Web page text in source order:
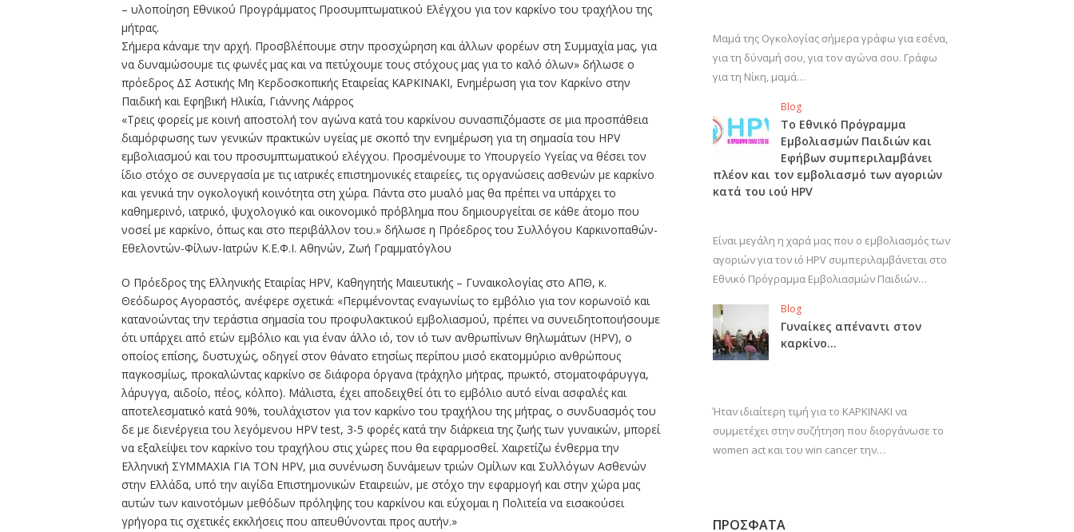
– υλοποίηση Εθνικού Προγράμματος Προσυμπτωματικού Ελέγχου για τον καρκίνο του τραχήλου της
μήτρας.
Σήμερα κάναμε την αρχή. Προσβλέπουμε στην προσχώρηση και άλλων φορέων στη Συμμαχία μας, για
να δυναμώσουμε τις φωνές μας και να πετύχουμε τους στόχους μας για το καλό όλων» δήλωσε ο
πρόεδρος ΔΣ Αστικής Μη Κερδοσκοπικής Εταιρείας ΚΑΡΚΙΝΑΚΙ, Ενημέρωση για τον Καρκίνο στην
Παιδική και Εφηβική Ηλικία, Γιάννης Λιάρρος
«Τρεις φορείς με κοινή αποστολή τον αγώνα κατά του καρκίνου συνασπιζόμαστε σε μια προσπάθεια
διαμόρφωσης των γενικών πρακτικών υγείας με σκοπό την ενημέρωση για τη σημασία του HPV
εμβολιασμού και του προσυμπτωματικού ελέγχου. Προσμένουμε το Υπουργείο Υγείας να θέσει τον
ίδιο στόχο σε συνεργασία με τις ιατρικές επιστημονικές εταιρείες, τις οργανώσεις ασθενών με καρκίνο
και γενικά την ογκολογική κοινότητα στη χώρα. Πάντα στο μυαλό μας θα πρέπει να υπάρχει το
καθημερινό, ιατρικό, ψυχολογικό και οικονομικό πρόβλημα που δημιουργείται σε κάθε άτομο που
νοσεί με καρκίνο, όπως και στο περιβάλλον του.» δήλωσε η Πρόεδρος του Συλλόγου Καρκινοπαθών-
Εθελοντών-Φίλων-Ιατρών Κ.Ε.Φ.Ι. Αθηνών, Ζωή Γραμματόγλου
Ο Πρόεδρος της Ελληνικής Εταιρίας HPV, Καθηγητής Mαιευτικής – Γυναικολογίας στο ΑΠΘ, κ.
Θεόδωρος Αγοραστός, ανέφερε σχετικά: «Περιμένοντας εναγωνίως το εμβόλιο για τον κορωνοϊό και
κατανοώντας την τεράστια σημασία του προφυλακτικού εμβολιασμού, πρέπει να συνειδητοποιήσουμε
ότι υπάρχει από ετών εμβόλιο και για έναν άλλο ιό, τον ιό των ανθρωπίνων θηλωμάτων (HPV), ο
οποίος επίσης, δυστυχώς, οδηγεί στον θάνατο ετησίως περίπου μισό εκατομμύριο ανθρώπους
παγκοσμίως, προκαλώντας καρκίνο σε διάφορα όργανα (τράχηλο μήτρας, πρωκτό, στοματοφάρυγγα,
λάρυγγα, αιδοίο, πέος, κόλπο). Μάλιστα, έχει αποδειχθεί ότι το εμβόλιο αυτό είναι ασφαλές και
αποτελεσματικό κατά 90%, τουλάχιστον για τον καρκίνο του τραχήλου της μήτρας, ο συνδυασμός του
δε με διενέργεια του λεγόμενου HPV test, 3-5 φορές κατά την διάρκεια της ζωής των γυναικών, μπορεί
να εξαλείψει τον καρκίνο του τραχήλου στις χώρες που θα εφαρμοσθεί. Χαιρετίζω ένθερμα την
Ελληνική ΣΥΜΜΑΧΙΑ ΓΙΑ ΤΟΝ HPV, μια συνένωση δυνάμεων τριών Ομίλων και Συλλόγων Ασθενών
στην Ελλάδα, υπό την αιγίδα Επιστημονικών Εταιρειών, με στόχο την εφαρμογή και στην χώρα μας
αυτών των καινοτόμων μεθόδων πρόληψης του καρκίνου και εύχομαι η Πολιτεία να εισακούσει
γρήγορα τις σχετικές εκκλήσεις που απευθύνονται προς αυτήν.»
Μαμά της Ογκολογίας σήμερα γράφω για εσένα,
για τη δύναμή σου, για τον αγώνα σου. Γράφω
για τη Νίκη, μαμά…
Blog
Το Εθνικό Πρόγραμμα
Εμβολιασμών Παιδιών και
Εφήβων συμπεριλαμβάνει
πλέον και τον εμβολιασμό των αγοριών
κατά του ιού HPV
Είναι μεγάλη η χαρά μας που ο εμβολιασμός των
αγοριών για τον ιό HPV συμπεριλαμβάνεται στο
Εθνικό Πρόγραμμα Εμβολιασμών Παιδιών…
Blog
Γυναίκες απέναντι στον
καρκίνο…
Ήταν ιδιαίτερη τιμή για το ΚΑΡΚΙΝΑΚΙ να
συμμετέχει στην συζήτηση που διοργάνωσε το
women act και του win cancer την…
ΠΡΟΣΦΑΤΑ